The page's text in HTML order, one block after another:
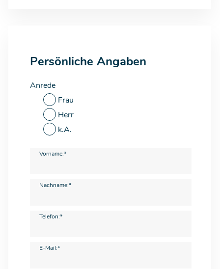
Persönliche Angaben
Anrede
Frau
Herr
k.A.
Vorname:*
Nachname:*
Telefon:*
E-Mail:*